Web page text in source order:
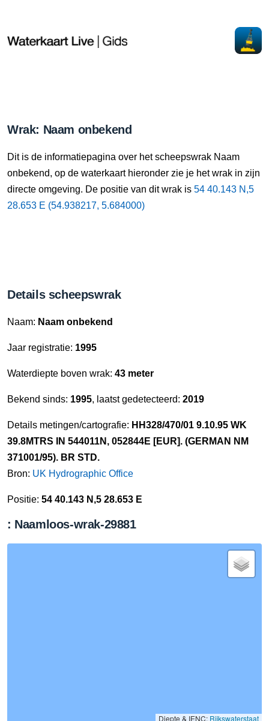
Wrak: Naam onbekend
Dit is de informatiepagina over het scheepswrak Naam
onbekend, op de waterkaart hieronder zie je het wrak in zijn
directe omgeving. De positie van dit wrak is 54 40.143 N,5
28.653 E (54.938217, 5.684000)
Details scheepswrak
Naam: Naam onbekend
Jaar registratie: 1995
Waterdiepte boven wrak: 43 meter
Bekend sinds: 1995, laatst gedetecteerd: 2019
Details metingen/cartografie: HH328/470/01 9.10.95 WK
39.8MTRS IN 544011N, 052844E [EUR]. (GERMAN NM
371001/95). BR STD.
Bron: UK Hydrographic Office
Positie: 54 40.143 N,5 28.653 E
: Naamloos-wrak-29881
Diepte & IENC: Rijkswaterstaat